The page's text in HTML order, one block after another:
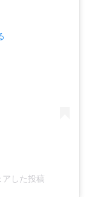
した投稿